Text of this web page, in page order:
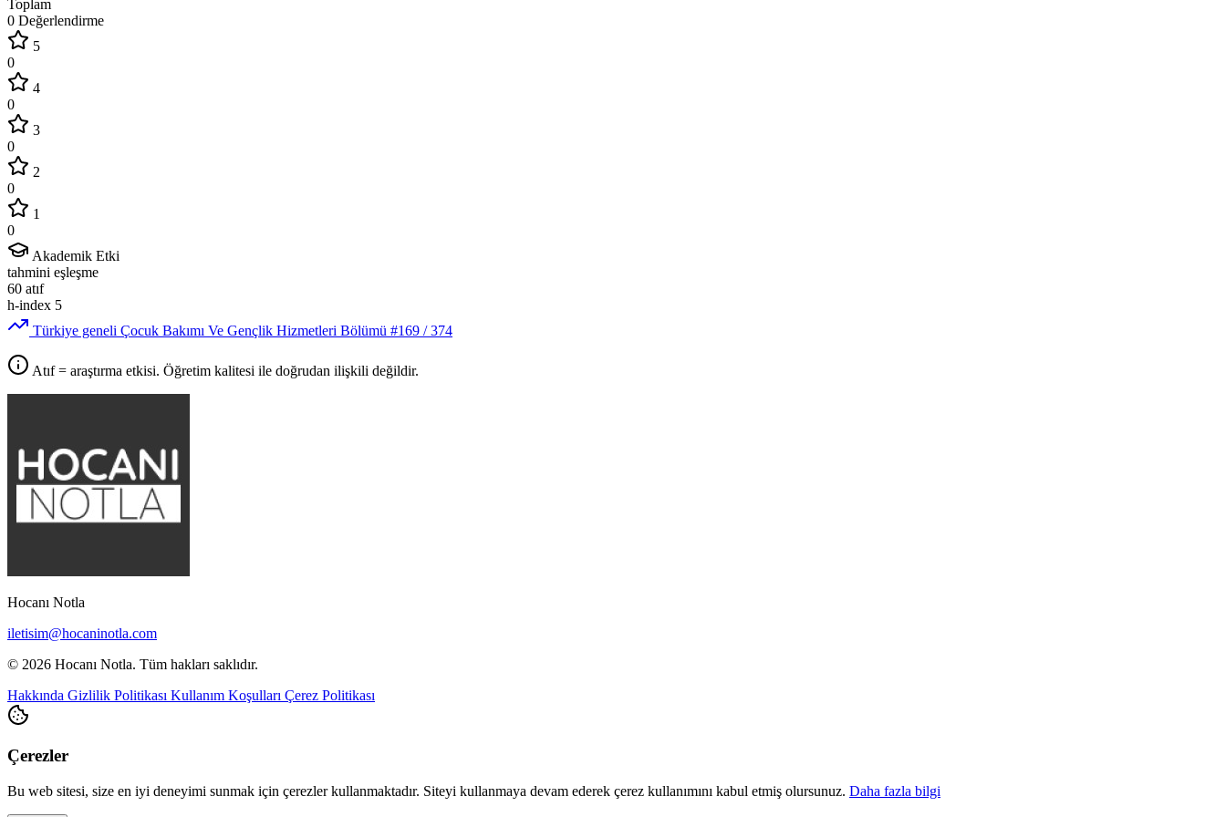
Toplam
0 Değerlendirme
5
0
4
0
3
0
2
0
1
0
Akademik Etki
tahmini eşleşme
60 atıf
h-index 5
Türkiye geneli Çocuk Bakımı Ve Gençlik Hizmetleri Bölümü #169 / 374
Atıf = araştırma etkisi. Öğretim kalitesi ile doğrudan ilişkili değildir.
Hocanı Notla
iletisim@hocaninotla.com
© 2026 Hocanı Notla. Tüm hakları saklıdır.
Hakkında Gizlilik Politikası Kullanım Koşulları Çerez Politikası
Çerezler
Bu web sitesi, size en iyi deneyimi sunmak için çerezler kullanmaktadır. Siteyi kullanmaya devam ederek çerez kullanımını kabul etmiş olursunuz. Daha fazla bilgi